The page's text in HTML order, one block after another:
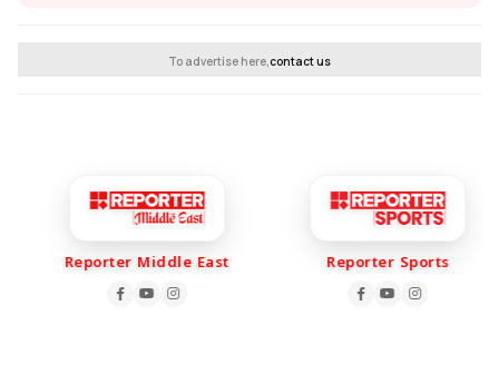
To advertise here,contact us
Reporter Middle East Reporter Sports